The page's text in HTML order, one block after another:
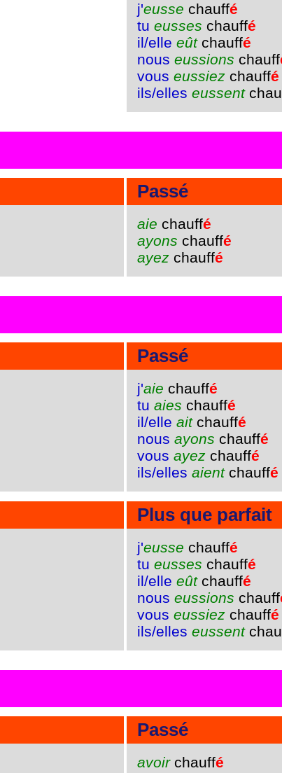
j'eusse chauffé
tu eusses chauffé
il/elle eûtchauffé
nous eussions chauff
vous eussiez chauffé
ils/elles eussent
Passé
aie chauffé
ayons chauffé
ayez chauffé
Passé
j'aie chauffé
tu aies chauffé
il/elle aitchauffé
nous ayons chauffé
vous ayez chauffé
ils/elles aientchauffé
Plus que parfait
j'eusse chauffé
tu eusses chauffé
il/elle eûtchauffé
nous eussions chauff
vous eussiez chauffé
ils/elles eussent
Passé
avoirchauffé